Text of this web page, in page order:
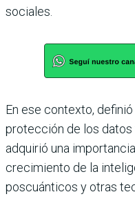
sociales.
En ese contexto,
protección de los
adquirió una
crecimiento de la
poscuánticos y otras